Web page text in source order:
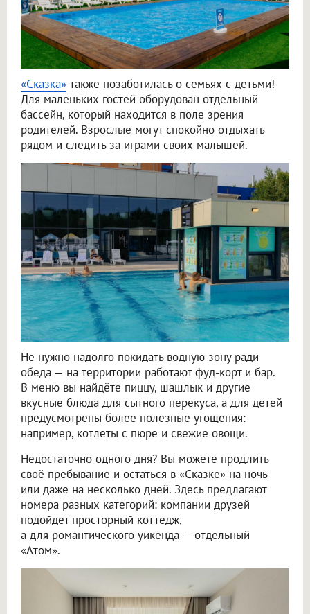
«Сказка» также позаботилась о семьях с детьми!
Для маленьких гостей оборудован отдельный
бассейн, который находится в поле зрения
родителей. Взрослые могут спокойно отдыхать
рядом и следить за играми своих малышей.
Не нужно надолго покидать водную зону ради
обеда — на территории работают фуд-корт и бар.
В меню вы найдёте пиццу, шашлык и другие
вкусные блюда для сытного перекуса, а для детей
предусмотрены более полезные угощения:
например, котлеты с пюре и свежие овощи.
Недостаточно одного дня? Вы можете продлить
своё пребывание и остаться в «Сказке» на ночь
или даже на несколько дней. Здесь предлагают
номера разных категорий: компании друзей
подойдёт просторный коттедж,
а для романтического уикенда — отдельный
«Атом».